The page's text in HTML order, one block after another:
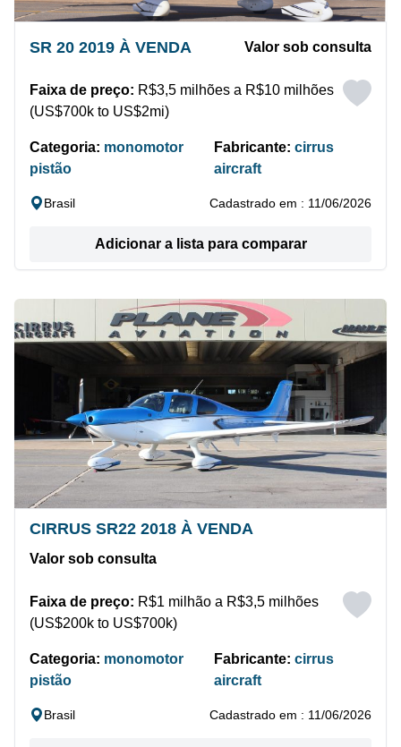
SR 20 2019 À VENDA Valor sob consulta
Faixa de preço: R$3,5 milhões a R$10 milhões
(US$700k to US$2mi)
Categoria: monomotor
pistão
Fabricante: cirrus
aircraft
Brasil Cadastrado em : 11/06/2026
Adicionar a lista para comparar
CIRRUS SR22 2018 À VENDA
Valor sob consulta
Faixa de preço: R$1 milhão a R$3,5 milhões
(US$200k to US$700k)
Categoria: monomotor
pistão
Fabricante: cirrus
aircraft
Brasil Cadastrado em : 11/06/2026